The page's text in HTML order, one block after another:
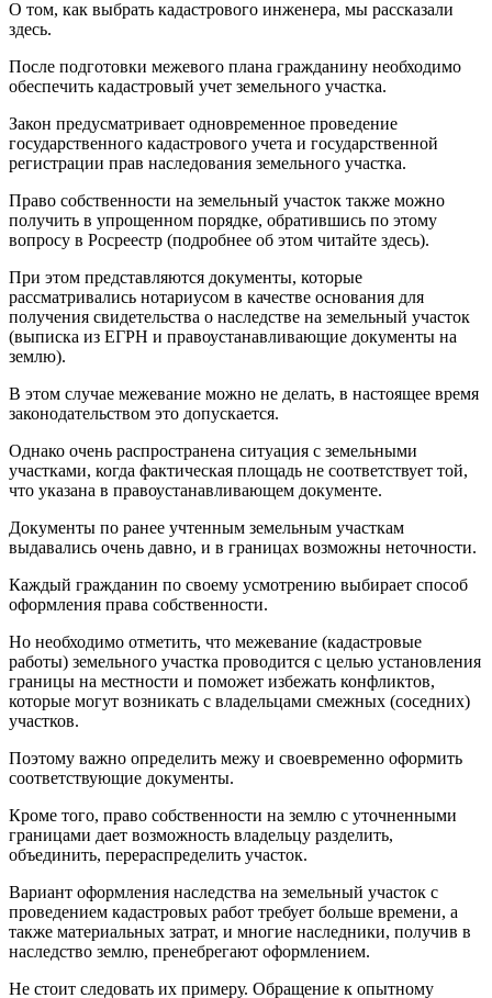
О том, как выбрать кадастрового инженера, мы рассказали
здесь.
После подготовки межевого плана гражданину необходимо
обеспечить кадастровый учет земельного участка.
Закон предусматривает одновременное проведение
государственного кадастрового учета и государственной
регистрации прав наследования земельного участка.
Право собственности на земельный участок также можно
получить в упрощенном порядке, обратившись по этому
вопросу в Росреестр (подробнее об этом читайте здесь).
При этом представляются документы, которые
рассматривались нотариусом в качестве основания для
получения свидетельства о наследстве на земельный участок
(выписка из ЕГРН и правоустанавливающие документы на
землю).
В этом случае межевание можно не делать, в настоящее время
законодательством это допускается.
Однако очень распространена ситуация с земельными
участками, когда фактическая площадь не соответствует той,
что указана в правоустанавливающем документе.
Документы по ранее учтенным земельным участкам
выдавались очень давно, и в границах возможны неточности.
Каждый гражданин по своему усмотрению выбирает способ
оформления права собственности.
Но необходимо отметить, что межевание (кадастровые
работы) земельного участка проводится с целью установления
границы на местности и поможет избежать конфликтов,
которые могут возникать с владельцами смежных (соседних)
участков.
Поэтому важно определить межу и своевременно оформить
соответствующие документы.
Кроме того, право собственности на землю с уточненными
границами дает возможность владельцу разделить,
объединить, перераспределить участок.
Вариант оформления наследства на земельный участок с
проведением кадастровых работ требует больше времени, а
также материальных затрат, и многие наследники, получив в
наследство землю, пренебрегают оформлением.
Не стоит следовать их примеру. Обращение к опытному